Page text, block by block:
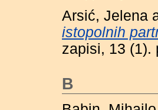
Arsić, Jelena
istopolnih
zapisi, 13 (1).
B